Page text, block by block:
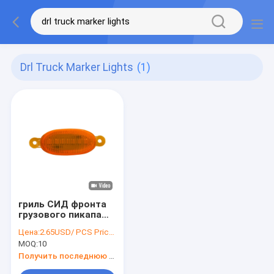
Drl Truck Marker Lights (1)
гриль СИД фронта
грузового пикапа
янтарное DRL для
Форда F150
Цена:2.65USD/ PCS Price negotiable
MOQ:10